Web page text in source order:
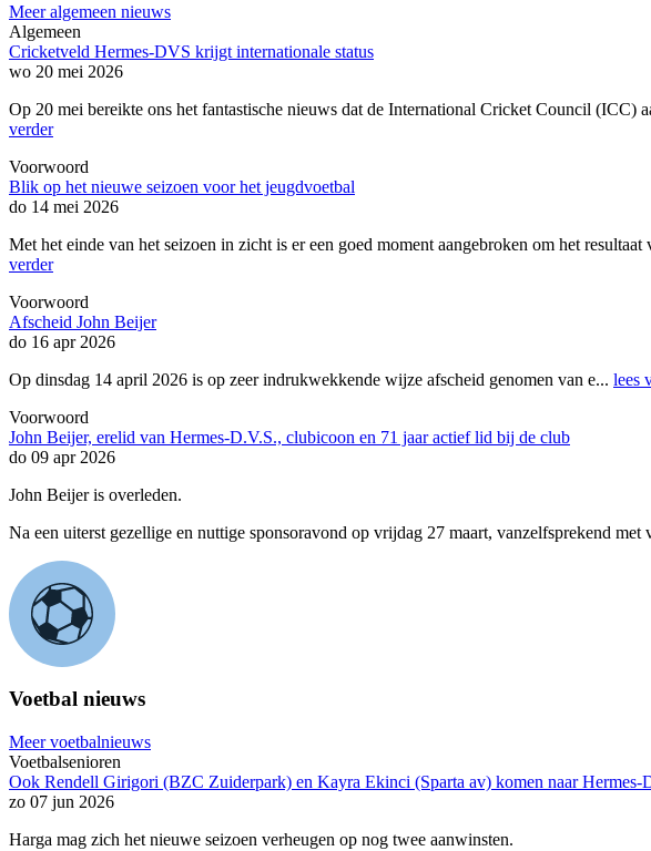
Meer algemeen nieuws
Algemeen
Cricketveld Hermes-DVS krijgt internationale status
wo 20 mei 2026
Op 20 mei bereikte ons het fantastische nieuws dat de International Cricket Council
verder
Voorwoord
Blik op het nieuwe seizoen voor het jeugdvoetbal
do 14 mei 2026
Met het einde van het seizoen in zicht is er een goed moment aangebroken om het
verder
Voorwoord
Afscheid John Beijer
do 16 apr 2026
Op dinsdag 14 april 2026 is op zeer indrukwekkende wijze afscheid genomen van e... lees
Voorwoord
John Beijer, erelid van Hermes-D.V.S., clubicoon en 71 jaar actief lid bij de club
do 09 apr 2026
John Beijer is overleden.
Na een uiterst gezellige en nuttige sponsoravond op vrijdag 27 maart, vanzelfsprekend
Voetbal nieuws
Meer voetbalnieuws
Voetbalsenioren
Ook Rendell Girigori (BZC Zuiderpark) en Kayra Ekinci (Sparta av) komen naar Hermes-
zo 07 jun 2026
Harga mag zich het nieuwe seizoen verheugen op nog twee aanwinsten.